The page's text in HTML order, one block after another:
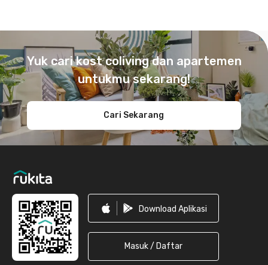
Yuk cari kost coliving dan apartemen
untukmu sekarang!
Cari Sekarang
Download Aplikasi
Masuk / Daftar